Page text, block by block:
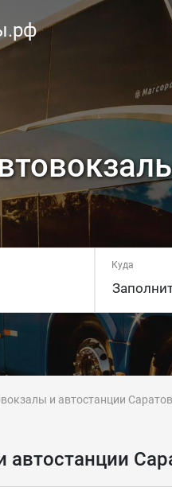
Куда
и автостанции Саратов
автостанции